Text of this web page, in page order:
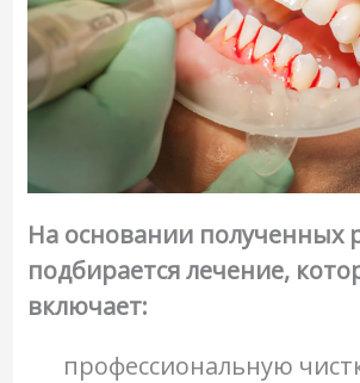
На основании полученных
подбирается лечение,
включает:
профессиональную